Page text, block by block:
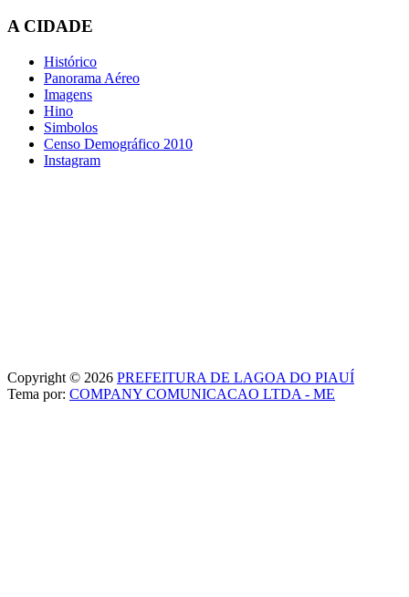
A CIDADE
Histórico
Panorama Aéreo
Imagens
Hino
Simbolos
Censo Demográfico 2010
Instagram
Copyright © 2026 PREFEITURA DE LAGOA DO PIAUÍ
Tema por: COMPANY COMUNICACAO LTDA - ME